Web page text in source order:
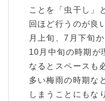
ことを「虫干し」
回ほど行うのが良
月上旬、7月下旬
10月中旬の時期が
なるとスペースも
多い梅雨の時期な
しまうことにもな